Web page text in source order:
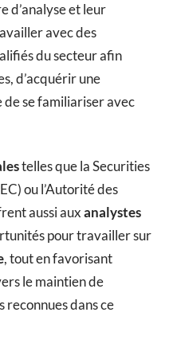
d’analyse et leur
avec des
du secteur afin
d’acquérir une
se familiariser avec
telles que la Securities
ou l’Autorité des
aussi auxanalystes
pour travailler sur
, tout en favorisant
le maintien de
dans ce